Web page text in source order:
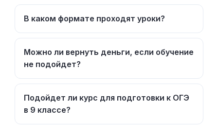
В каком формате проходят уроки?
Можно ли вернуть деньги, если обучение
не подойдет?
Подойдет ли курс для подготовки к ОГЭ
в 9 классе?